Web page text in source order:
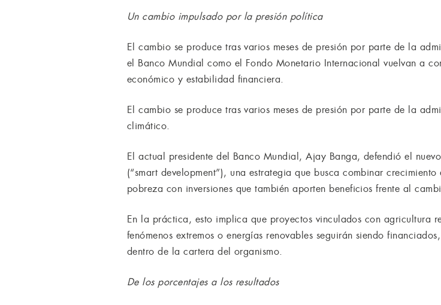
Un cambio impulsado por la presión política
El cambio se produce tras varios meses de presión por parte de la
el Banco Mundial como el Fondo Monetario Internacional vuelvan a
económico y estabilidad financiera.
El cambio se produce tras varios meses de presión por parte de la
climático.
El actual presidente del Banco Mundial, Ajay Banga, defendió el
(“smart development”), una estrategia que busca combinar
pobreza con inversiones que también aporten beneficios frente al
En la práctica, esto implica que proyectos vinculados con agricultura
fenómenos extremos o energías renovables seguirán siendo
dentro de la cartera del organismo.
De los porcentajes a los resultados